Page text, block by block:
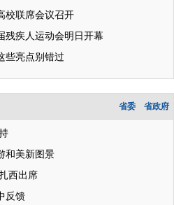
校联席会议召开
残疾人运动会明日开幕
些亮点别错过
省政府
省委
和美新图景
西出席
反馈